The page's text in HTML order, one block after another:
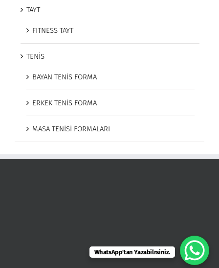
TAYT
FITNESS TAYT
TENİS
BAYAN TENİS FORMA
ERKEK TENİS FORMA
MASA TENİSİ FORMALARI
WhatsApp'tan Yazabilrsiniz.